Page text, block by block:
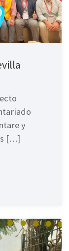
y
[…]